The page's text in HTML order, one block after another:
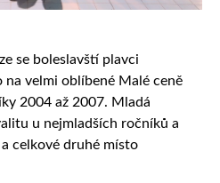
se boleslavští plavci
na velmi oblíbené Malé ceně
2004 až 2007. Mladá
u nejmladších ročníků a
celkové druhé místo